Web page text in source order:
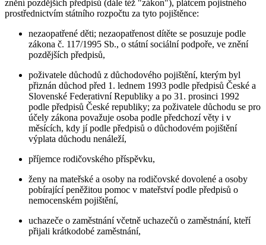
znění pozdějších předpisů (dále též "zákon"), plátcem pojistného
prostřednictvím státního rozpočtu za tyto pojištěnce:
nezaopatřené děti; nezaopatřenost dítěte se posuzuje podle
zákona č. 117/1995 Sb., o státní sociální podpoře, ve znění
pozdějších předpisů,
poživatele důchodů z důchodového pojištění, kterým byl
přiznán důchod před 1. lednem 1993 podle předpisů České a
Slovenské Federativní Republiky a po 31. prosinci 1992
podle předpisů České republiky; za poživatele důchodu se pro
účely zákona považuje osoba podle předchozí věty i v
měsících, kdy jí podle předpisů o důchodovém pojištění
výplata důchodu nenáleží,
příjemce rodičovského příspěvku,
ženy na mateřské a osoby na rodičovské dovolené a osoby
pobírající peněžitou pomoc v mateřství podle předpisů o
nemocenském pojištění,
uchazeče o zaměstnání včetně uchazečů o zaměstnání, kteří
přijali krátkodobé zaměstnání,